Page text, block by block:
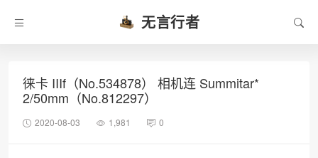
无言行者
徕卡 IIIf（No.534878） 相机连 Summitar*
2/50mm（No.812297）
2020-08-03 1,981 0